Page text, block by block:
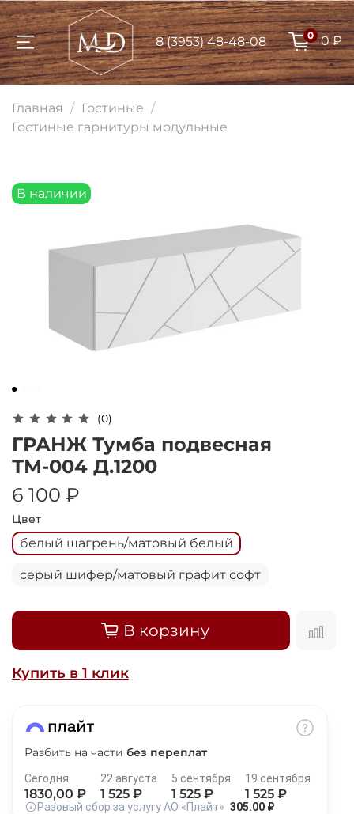
8 (3953) 48-48-08 0 0 ₽
Главная
Гостиные
Гостиные гарнитуры модульные
В наличии
(0)
ГРАНЖ Тумба подвесная
ТМ-004 Д.1200
6 100 ₽
Цвет
белый шагрень/матовый белый
серый шифер/матовый графит софт
В корзину
Купить в 1 клик
Разбить на части без переплат
Сегодня
1830,00 ₽
22 августа
1 525 ₽
5 сентября
1 525 ₽
19 сентября
1 525 ₽
Разовый сбор за услугу АО «Плайт» 305.00 ₽
Для клиентов всех банков
Разбейте
Добавляйте товары
в корзину
Получайте товар
выбранный способом
по25%каждые 2 недели
Подробнее
об оплате Плайтом
plait.ru